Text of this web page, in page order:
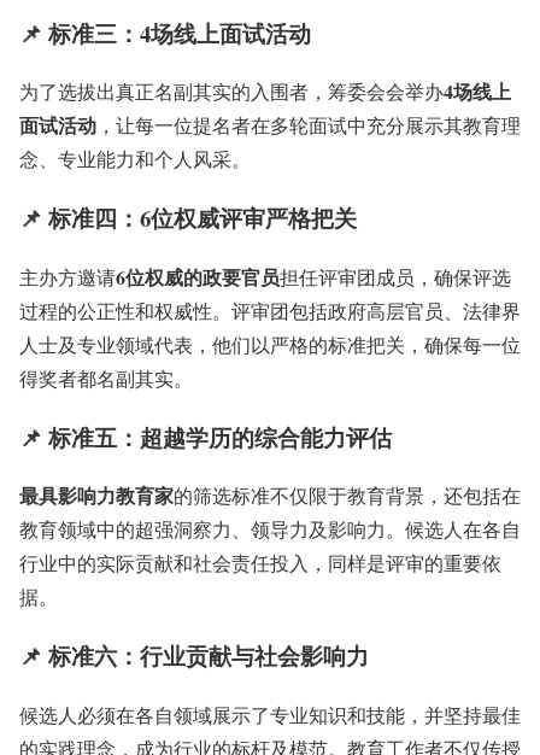
📌 标准三：4场线上面试活动
为了选拔出真正名副其实的入围者，筹委会会举办4场线上
面试活动 ，让每一位提名者在多轮面试中充分展示其教育理
念、专业能力和个人风采。
📌 标准四：6位权威评审严格把关
主办方邀请6位权威的政要官员担任评审团成员，确保评选
过程的公正性和权威性。评审团包括政府高层官员、法律界
人士及专业领域代表，他们以严格的标准把关，确保每一位
得奖者都名副其实。
📌 标准五：超越学历的综合能力评估
最具影响力教育家的筛选标准不仅限于教育背景，还包括在
教育领域中的超强洞察力、领导力及影响力。候选人在各自
行业中的实际贡献和社会责任投入，同样是评审的重要依
据。
📌 标准六：行业贡献与社会影响力
候选人必须在各自领域展示了专业知识和技能，并坚持最佳
的实践理念，成为行业的标杆及模范。教育工作者不仅传授